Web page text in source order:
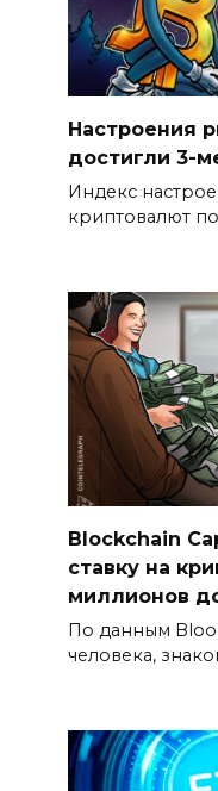
Настроения
достигли 3-
Индекс
криптовалют
Blockchain
ставку на
миллионов
По данным
человека,